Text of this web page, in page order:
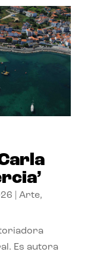
Arte,
Es autora